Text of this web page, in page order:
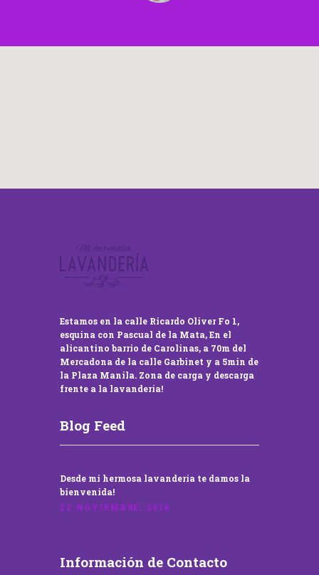
Estamos en la calle Ricardo Oliver Fo 1,
esquina con Pascual de la Mata, En el
alicantino barrio de Carolinas, a 70m del
Mercadona de la calle Garbinet y a 5min de
la Plaza Manila. Zona de carga y descarga
frente a la lavandería!
Blog Feed
Desde mi hermosa lavandería te damos la
bienvenida!
22 NOVIEMBRE, 2016
Información de Contacto